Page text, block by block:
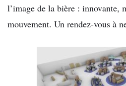
l’image de la bière : innovante,
mouvement. Un rendez-vous à